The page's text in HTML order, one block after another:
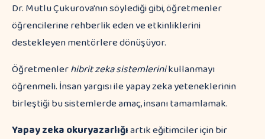
Dr. Mutlu Çukurova'nın söylediği gibi, öğretmenler
öğrencilerine rehberlik eden ve etkinliklerini
destekleyen mentörlere dönüşüyor.
Öğretmenlerhibrit zeka sistemlerinikullanmayı
öğrenmeli. İnsan yargısı ile yapay zeka yeteneklerinin
birleştiği bu sistemlerde amaç, insanı tamamlamak.
Yapay zeka okuryazarlığıartık eğitimciler için bir